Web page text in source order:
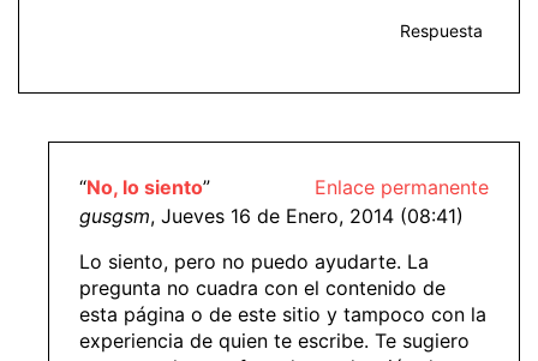
Respuesta
Enlace permanente
“No, lo siento”
gusgsm, Jueves 16 de Enero, 2014 (08:41)
Lo siento, pero no puedo ayudarte. La
pregunta no cuadra con el contenido de
esta página o de este sitio y tampoco con la
experiencia de quien te escribe. Te sugiero